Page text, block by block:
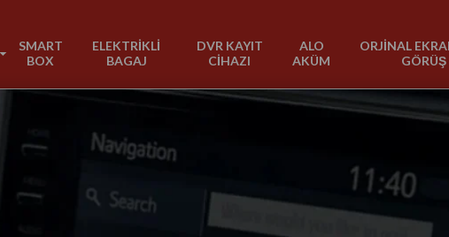
SMART
BOX
ELEKTRİKLİ
BAGAJ
DVR KAYIT
CİHAZI
ALO
AKÜM
ORJİNAL
GÖRÜŞ